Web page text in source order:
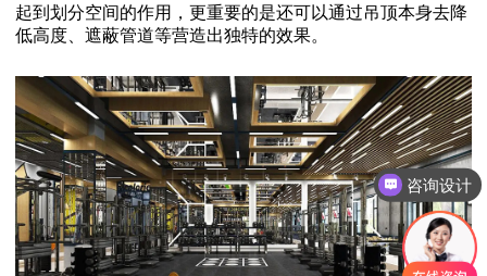
起到划分空间的作用，更重要的是还可以通过吊顶本身去降
低高度、遮蔽管道等营造出独特的效果。
咨询设计